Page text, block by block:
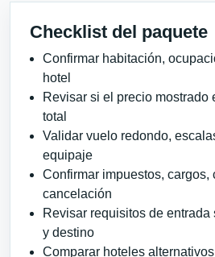
Checklist del paquete
Confirmar habitación,
hotel
Revisar si el precio mostrado
total
Validar vuelo redondo,
equipaje
Confirmar impuestos, cargos,
cancelación
Revisar requisitos de
y destino
Comparar hoteles